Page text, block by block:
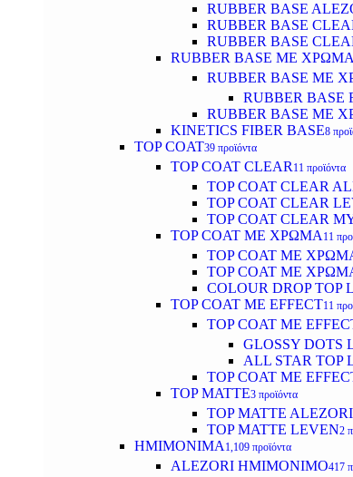
RUBBER BASE
RUBBER BASE
RUBBER BASE
RUBBER BASE ΜΕ ΧΡΩΜΑ
RUBBER BASE ΜΕ
RUBBER BASE
RUBBER BASE ΜΕ
KINETICS FIBER BASE8
TOP COAT39 προϊόντα
TOP COAT CLEAR 11 προϊόντα
TOP COAT CLEAR
TOP COAT CLEAR
TOP COAT CLEAR
TOP COAT ΜΕ ΧΡΩΜΑ 11
TOP COAT ΜΕ
TOP COAT ΜΕ
COLOUR DROP TOP
TOP COAT ΜΕ EFFECT11
TOP COAT ME
GLOSSY DOTS
ALL STAR TOP
TOP COAT ME
TOP MATTE3 προϊόντα
TOP MATTE ALEZORI
TOP MATTE LEVEN2
ΗΜΙΜΟΝΙΜΑ 1,109 προϊόντα
ALEZORI ΗΜΙΜΟΝΙΜΟ417